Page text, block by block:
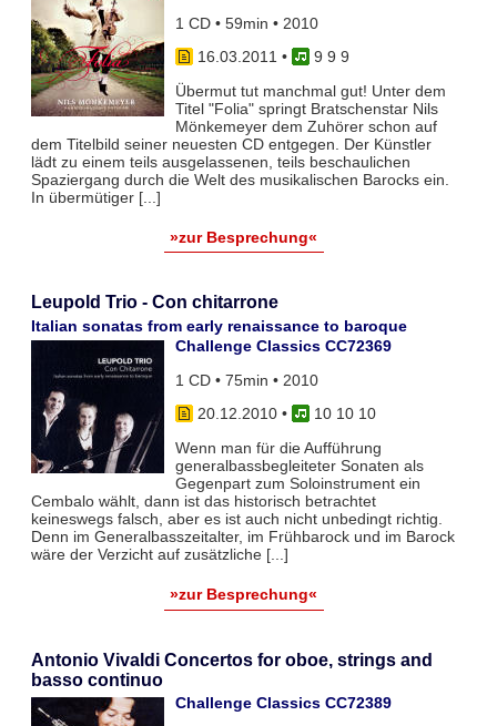
1 CD • 59min • 2010
16.03.2011 •
9 9 9
Übermut tut manchmal gut! Unter dem
Titel "Folia" springt Bratschenstar Nils
Mönkemeyer dem Zuhörer schon auf
dem Titelbild seiner neuesten CD entgegen. Der Künstler
lädt zu einem teils ausgelassenen, teils beschaulichen
Spaziergang durch die Welt des musikalischen Barocks ein.
In übermütiger [...]
»zur Besprechung«
Leupold Trio - Con chitarrone
Italian sonatas from early renaissance to baroque
Challenge Classics CC72369
1 CD • 75min • 2010
20.12.2010•
10 10 10
Wenn man für die Aufführung
generalbassbegleiteter Sonaten als
Gegenpart zum Soloinstrument ein
Cembalo wählt, dann ist das historisch betrachtet
keineswegs falsch, aber es ist auch nicht unbedingt richtig.
Denn im Generalbasszeitalter, im Frühbarock und im Barock
wäre der Verzicht auf zusätzliche [...]
»zur Besprechung«
Antonio Vivaldi Concertos for oboe, strings and
basso continuo
Challenge Classics CC72389